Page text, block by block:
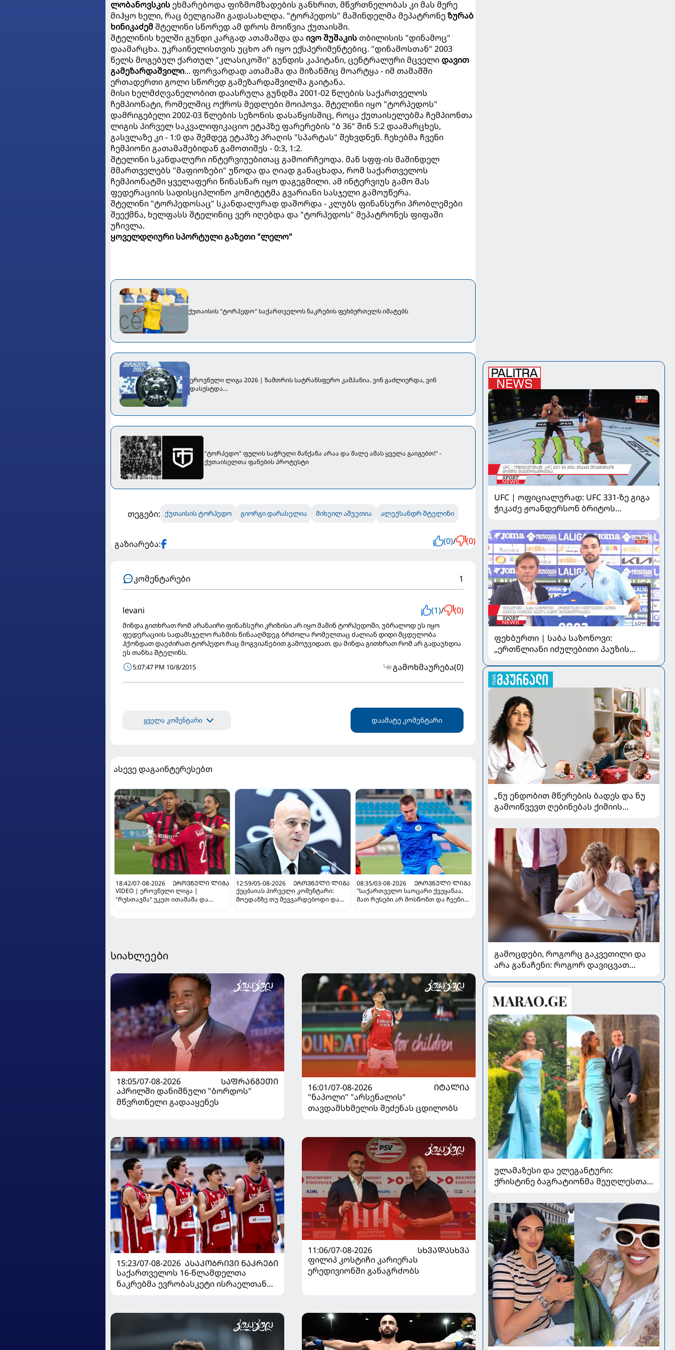
ლობანოვსკისეხმარებოდა ფიზმომზადების განხრით, მწვრთნელობას კი მას მერე
მიჰყო ხელი, რაც ბელგიაში გადასახლდა. "ტორპედოს" მაშინდელმა მეპატრონეზურაბ
ხინიკაძემშტელინი სწორედ ამ დროს მოიწვია ქუთაისში.
შტელინის ხელში გუნდი კარგად ათამაშდა და ივო შუშაკისთბილისის "დინამოც"
დაამარცხა. უკრაინელისთვის უცხო არ იყო ექსპერიმენტებიც. "დინამოსთან" 2003
წელს მოგებულ ქართულ "კლასიკოში" გუნდის კაპიტანი, ცენტრალური მცველიდავით
გამეზარდაშვილი... ფორვარდად ათამაშა და მიზანშიც მოარტყა - იმ თამაშში
ერთადერთი გოლი სწორედ გამეზარდაშვილმა გაიტანა.
მისი ხელმძღვანელობით დაასრულა გუნდმა 2001-02 წლების საქართველოს
ჩემპიონატი, რომელშიც ოქროს მედლები მოიპოვა. შტელინი იყო "ტორპედოს"
დამრიგებელი 2002-03 წლების სეზონის დასაწყისშიც, როცა ქუთაისელებმა ჩემპიონთა
ლიგის პირველ საკვალიფიკაციო ეტაპზე ფარერების "ბ 36" შინ 5:2 დაამარცხეს,
გასვლაზე კი - 1:0 და შემდეგ ეტაპზე პრაღის "სპარტას" შეხვდნენ. ჩეხებმა ჩვენი
ჩემპიონი გათამაშებიდან გამოთიშეს - 0:3, 1:2.
შტელინი სკანდალური ინტერვიუებითაც გამოირჩეოდა. მან სფფ-ის მაშინდელ
მმართველებს "მაფიოზები" უწოდა და ღიად განაცხადა, რომ საქართველოს
ჩემპიონატში ყველაფერი წინასწარ იყო დაგეგმილი. ამ ინტერვიუს გამო მას
ფედერაციის სადისციპლინო კომიტეტმა გვარიანი სასჯელი გამოუწერა.
შტელინი "ტორპედოსაც" სკანდალურად დაშორდა - კლუბს ფინანსური პრობლემები
შეექმნა, ხელფასს შტელინიც ვერ იღებდა და "ტორპედოს" მეპატრონეს ფიფაში
უჩივლა.
ყოველდღიური სპორტული გაზეთი "ლელო"
ქუთაისის "ტორპედო" საქართველოს ნაკრების ფეხბურთელს იმატებს
ეროვნული ლიგა 2026 | ზამთრის სატრანსფერო კამპანია. ვინ გაძლიერდა, ვინ
დასუსტდა...
"ტორპედო" ფულის საჭრელი მანქანა არაა და მალე ამას ყველა გაიგებთ!" -
ქუთაისელთა ფანების პროტესტი
თეგები: ქუთაისის ტორპედო გიორგი დარასელია მიხეილ აშვეთია ალექსანდრ შტელინი
გაზიარება: (0)/ (0)
კომენტარები 1
levani (1)/ (0)
მინდა გითხრათ რომ არანაირი ფინანსური კრიზისი არ იყო მაშინ ტორპედოში, უბრალოდ ეს იყო
ფედერაციის სადამსჯელო რაზმის წინააღმდეგ ბრძოლა რომელთაც ძალიან დიდი მცდელობა
ჰქონდათ დაეძირათ ტორპედო რაც მოგვიანებით გამოუვიდათ. და მინდა გითხრათ რომ არ გადაუხდია
ეს თანხა შტელინს.
5:07:47 PM 10/8/2015
გამოხმაურება(0)
ყველა კომენტარი დაამატე კომენტარი
ასევე დაგაინტერესებთ
18:42/07-08-2026
ᲔᲠᲝᲕᲜᲣᲚᲘ ᲚᲘᲒᲐ
VIDEO | ეროვნული ლიგა |
"რუსთავმა" უკეთ ითამაშა და
12:59/05-08-2026
ᲔᲠᲝᲕᲜᲣᲚᲘ ᲚᲘᲒᲐ
ქეცბაიას პირველი კომენტარი:
მოედანზე თუ შევვარდებოდი და
08:35/03-08-2026
ᲔᲠᲝᲕᲜᲣᲚᲘ ᲚᲘᲒᲐ
"საქართველო საოცარი ქვეყანაა,
მათ რუსები არ მოსწონთ და ჩვენი
სიახლეები
18:05/07-08-2026
ᲡᲐᲤᲠᲐᲜᲒᲔᲗᲘ
აპრილში დანიშნული "ბორდოს"
მწვრთნელი გადააყენეს
16:01/07-08-2026
ᲘᲢᲐᲚᲘᲐ
"ნაპოლი" "არსენალის"
თავდამსხმელის შეძენას ცდილობს
15:23/07-08-2026 ᲐᲡᲐᲙᲝᲑᲠᲘᲕᲘ ᲜᲐᲙᲠᲔᲑᲘ
საქართველოს 16-წლამდელთა
ნაკრებმა ევრობასკეტი ისრაელთან
11:06/07-08-2026
ᲡᲮᲕᲐᲓᲐᲡᲮᲕᲐ
ფილიპ კოსტიჩი კარიერას
ერედივიონში განაგრძობს
UFC | ოფიციალურად: UFC 331-ზე გიგა
ჭიკაძე ჟოანდერსონ ბრიტოს
ფეხბურთი | საბა საზონოვი:
„ერთწლიანი იძულებითი პაუზის
მნიშვნელოვანია“
„ნუ ენდობით მწერების ბადეს და ნუ
გამოიწვევთ ღებინებას ქიმიის
ბავშვი კრიტიკულ სიტუაციაში,
პედიატრ სალომე ახვლედიანის
რჩევები
გამოცდები, როგორც გაკვეთილი და
არა განაჩენი: როგორ დავიცვათ
ულამაზესი და ელეგანტური:
ქრისტინე ბაგრატიონმა მეუღლესთან
გააზიარა